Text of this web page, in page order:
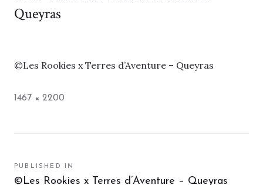
Queyras
©Les Rookies x Terres d’Aventure – Queyras
Full
1467 × 2200
Navigation
PUBLISHED IN
©Les Rookies x Terres d’Aventure – Queyras